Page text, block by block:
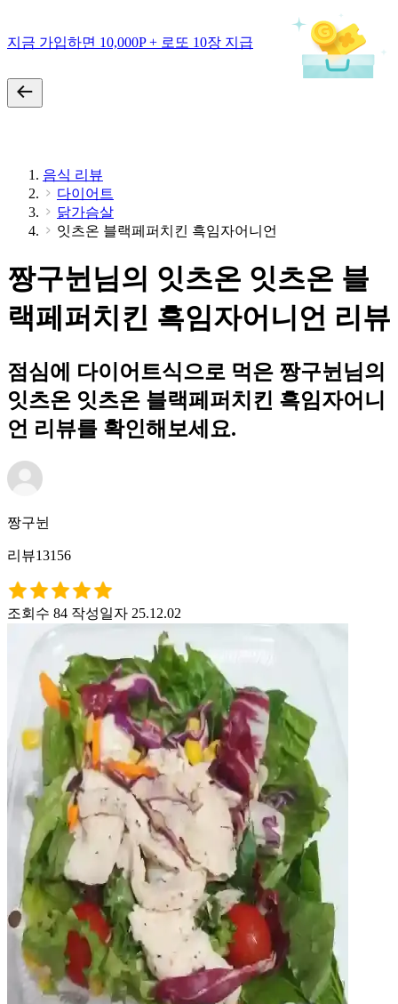
지금 가입하면 10,000P + 로또 10장 지급
음식 리뷰
다이어트
닭가슴살
잇츠온 블랙페퍼치킨 흑임자어니언
짱구뉜님의 잇츠온 잇츠온 블
랙페퍼치킨 흑임자어니언 리뷰
점심에 다이어트식으로 먹은 짱구뉜님의
잇츠온 잇츠온 블랙페퍼치킨 흑임자어니
언 리뷰를 확인해보세요.
짱구뉜
리뷰13156
조회수 84 작성일자 25.12.02